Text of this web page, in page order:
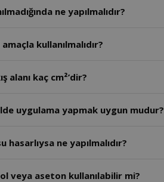
ne yapılmalıdır?
kullanılmalıdır?
alanı kaç cm²’dir?
uygulama yapmak uygun mudur?
ne yapılmalıdır?
veya aseton kullanılabilir mi?